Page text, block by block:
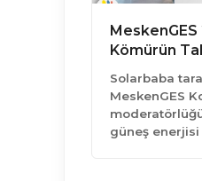
Kömürün
Solarbaba
MeskenGES
güneş